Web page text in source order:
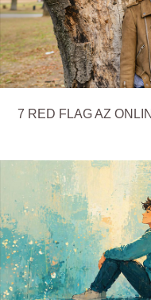
7 RED FLAG AZ